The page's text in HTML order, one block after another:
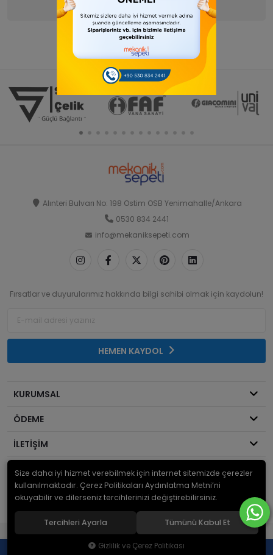
(0)
Alınteri Bulvarı No: 198 Ostim OSB Yenimahalle/Ankara
0530 834 2441
info@mekaniksepeti.com
Fırsatlar ve duyurularımız hakkında bilgi sahibi olmak için kaydolun!
HEMEN KAYDOL
KURUMSAL
ÖDEME
İLETİŞİM
© 2026Mekanik Sepeti. Bir Serdaroğlu A.Ş markasıdır ve tüm hakları
saklıdır.
Yeni Nesil E-Ticaret Sistemleri ile Hazırlanmıştır.
Size daha iyi hizmet verebilmek için internet sitemizde çerezler
kullanılmaktadır. Çerez Politikaları Aydınlatma Metni’ni
okuyabilir ve dilerseniz tercihlerinizi değiştirebilirsiniz.
Tercihleri Ayarla Tümünü Kabul Et
Gizlilik ve Çerez Politikası